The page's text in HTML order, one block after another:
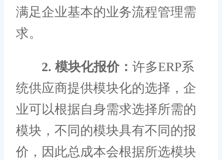
满足企业基本的业务流程管理需
求。
2. 模块化报价： 许多ERP系
统供应商提供模块化的选择，企
业可以根据自身需求选择所需的
模块，不同的模块具有不同的报
价，因此总成本会根据所选模块